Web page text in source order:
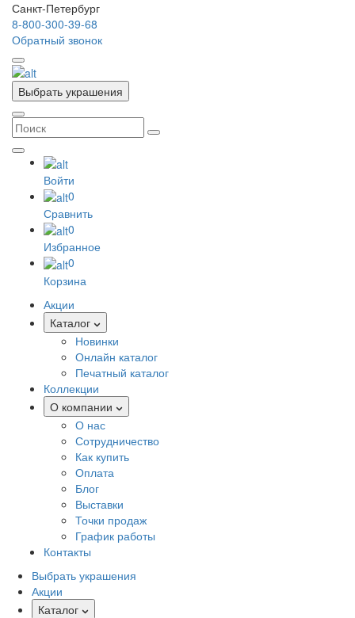
Санкт-Петербург
8-800-300-39-68
Обратный звонок
Выбрать украшения
Войти
0
Сравнить
0
Избранное
0
Корзина
Акции
Каталог
Новинки
Онлайн каталог
Печатный каталог
Коллекции
О компании
О нас
Сотрудничество
Как купить
Оплата
Блог
Выставки
Точки продаж
График работы
Контакты
Выбрать украшения
Акции
Каталог